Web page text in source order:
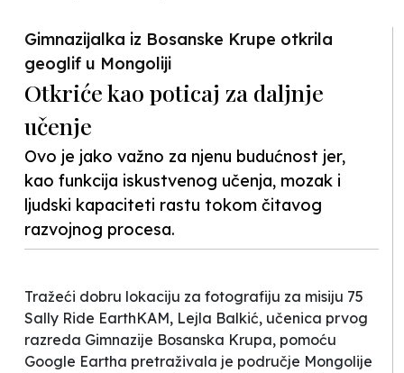
Gimnazijalka iz Bosanske Krupe otkrila
geoglif u Mongoliji
Otkriće kao poticaj za daljnje
učenje
Ovo je jako važno za njenu budućnost jer,
kao funkcija iskustvenog učenja, mozak i
ljudski kapaciteti rastu tokom čitavog
razvojnog procesa.
Tražeći dobru lokaciju za fotografiju za misiju 75
Sally Ride EarthKAM, Lejla Balkić, učenica prvog
razreda Gimnazije Bosanska Krupa, pomoću
Google Eartha pretraživala je područje Mongolije